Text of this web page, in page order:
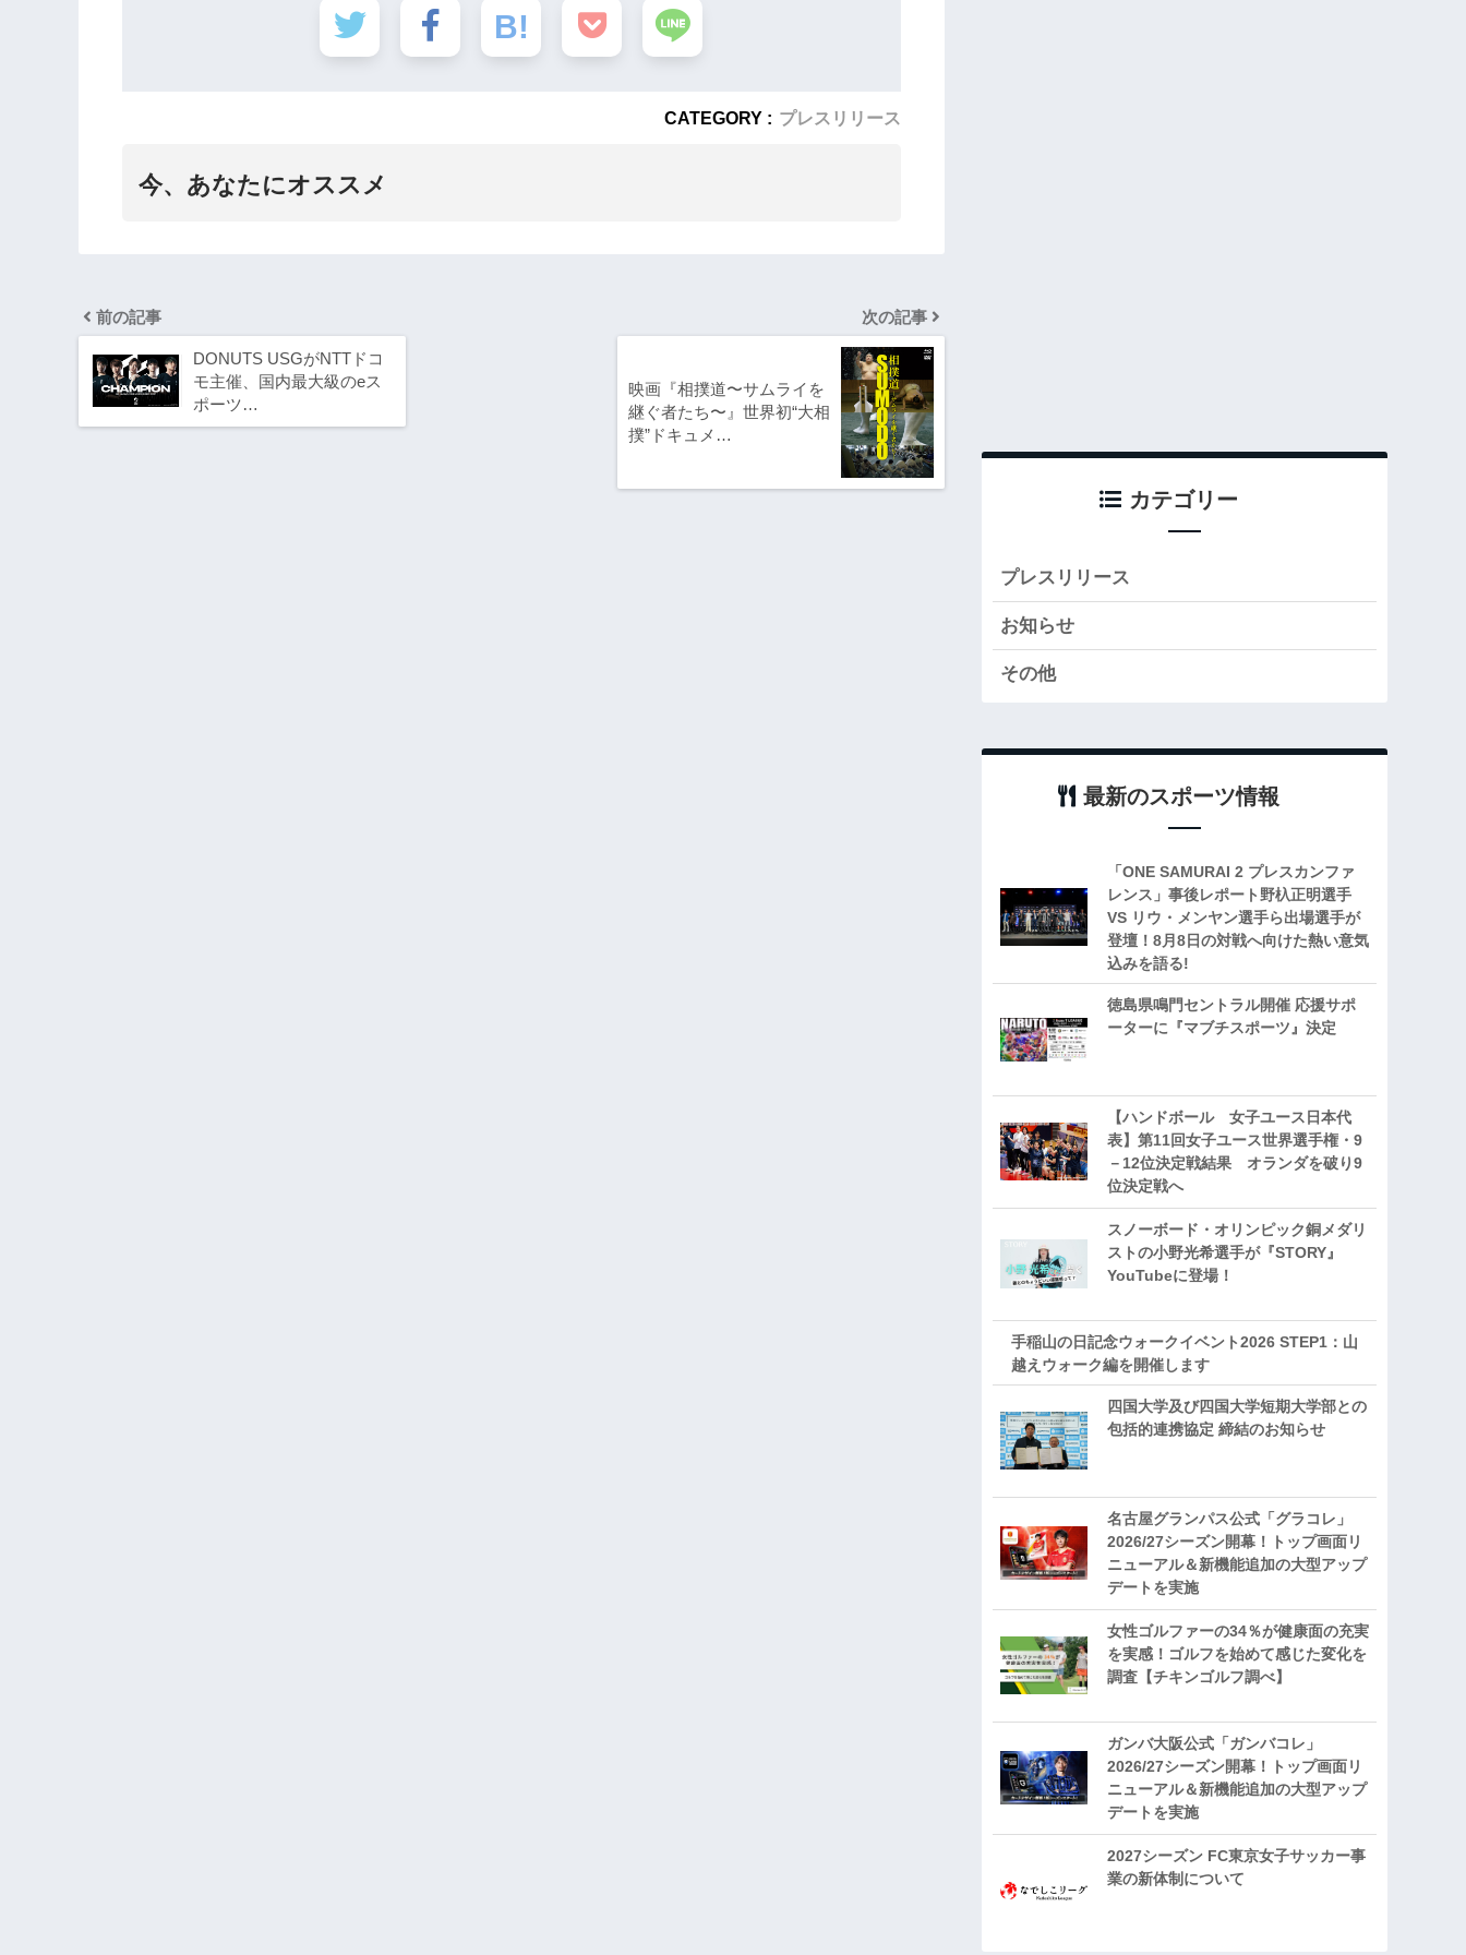
CATEGORY : プレスリリース
今、あなたにオススメ
前の記事
DONUTS USGがNTTドコ
モ主催、国内最大級のeス
ポーツ…
次の記事
映画『相撲道〜サムライを
継ぐ者たち〜』世界初“大相
撲”ドキュメ…
カテゴリー
プレスリリース
お知らせ
その他
最新のスポーツ情報
「ONE SAMURAI 2 プレスカンファ
レンス」事後レポート野杁正明選手
VS リウ・メンヤン選手ら出場選手が
登壇！8月8日の対戦へ向けた熱い意気
込みを語る!
徳島県鳴門セントラル開催 応援サポ
ーターに『マブチスポーツ』決定
【ハンドボール 女子ユース日本代
表】第11回女子ユース世界選手権・9
－12位決定戦結果 オランダを破り9
位決定戦へ
スノーボード・オリンピック銅メダリ
ストの小野光希選手が『STORY』
YouTubeに登場！
手稲山の日記念ウォークイベント2026 STEP1：山
越えウォーク編を開催します
四国大学及び四国大学短期大学部との
包括的連携協定 締結のお知らせ
名古屋グランパス公式「グラコレ」
2026/27シーズン開幕！トップ画面リ
ニューアル＆新機能追加の大型アップ
デートを実施
女性ゴルファーの34％が健康面の充実
を実感！ゴルフを始めて感じた変化を
調査【チキンゴルフ調べ】
ガンバ大阪公式「ガンバコレ」
2026/27シーズン開幕！トップ画面リ
ニューアル＆新機能追加の大型アップ
デートを実施
2027シーズン FC東京女子サッカー事
業の新体制について